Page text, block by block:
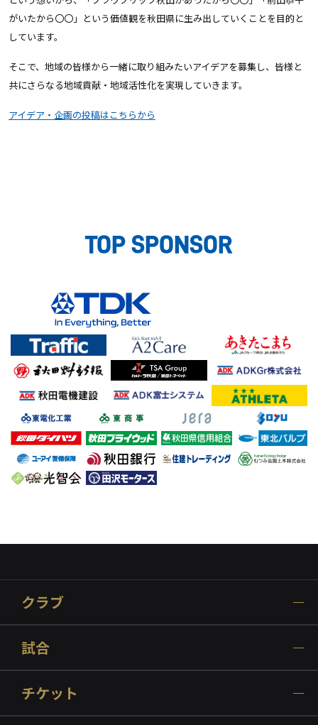
がいたから〇〇」という価値観を秋田県に生み出していくことを目的と
しています。
そこで、地域の皆様から一緒に取り組みたいアイデアを募集し、皆様と
共にさらなる地域貢献・地域活性化を実現していきます。
アイデア・企画の投稿はこちらから
TOP SPONSOR
クラブ
試合
チケット